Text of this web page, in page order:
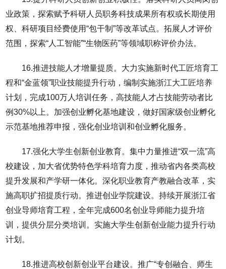
业政策，探索赋予科研人员职务科技成果所有权或长期使用
权、科研项目经费使用“包干制”等改革试点。拓展人才评价
范围，探索“人工智能”“生物医药”等领域职称评价办法。
16.推进技能人才增量提质。大力实施新时代工匠培育工
程和“金蓝领”职业技能提升行动，编制实施浙江大工匠培养
计划，完成100万人培训任务，高技能人才占技能劳动者比
例30%以上。加强创业孵化基地建设，做好国家级创业孵化
示范基地推荐申报，强化创业培训和创业孵化服务。
17.强化大学生创新创业教育。集中力量推进“双一流”高
校建设，加大省优势特色学科培育力度，推动省内各类高校
提升发展和产学研一体化。深化职业教育产教融合改革，实
施高职扩招提质行动。推进创业学院建设。持续开展浙江省
创业导师培育工程，全年完成600名创业导师能力提升培
训，提供分层分类培训。实施大学生创新创业能力提升行动
计划。
18.推进高校创新创业平台建设。推广“专创融合、师生